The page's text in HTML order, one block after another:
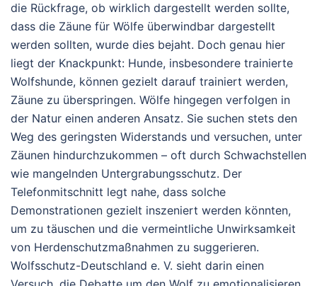
die Rückfrage, ob wirklich dargestellt werden sollte,
dass die Zäune für Wölfe überwindbar dargestellt
werden sollten, wurde dies bejaht. Doch genau hier
liegt der Knackpunkt: Hunde, insbesondere trainierte
Wolfshunde, können gezielt darauf trainiert werden,
Zäune zu überspringen. Wölfe hingegen verfolgen in
der Natur einen anderen Ansatz. Sie suchen stets den
Weg des geringsten Widerstands und versuchen, unter
Zäunen hindurchzukommen – oft durch Schwachstellen
wie mangelnden Untergrabungsschutz. Der
Telefonmitschnitt legt nahe, dass solche
Demonstrationen gezielt inszeniert werden könnten,
um zu täuschen und die vermeintliche Unwirksamkeit
von Herdenschutzmaßnahmen zu suggerieren.
Wolfsschutz-Deutschland e. V. sieht darin einen